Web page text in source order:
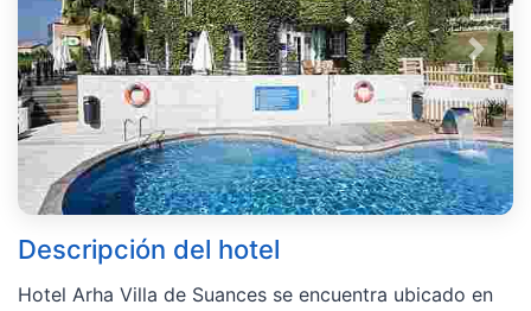
Descripción del hotel
Hotel Arha Villa de Suances se encuentra ubicado en